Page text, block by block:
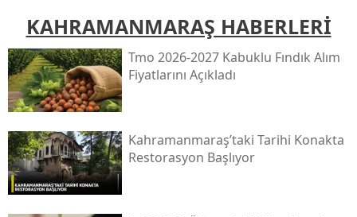
KAHRAMANMARAŞ HABERLERİ
Tmo 2026-2027 Kabuklu Fındık Alım
Fiyatlarını Açıkladı
Kahramanmaraş’taki Tarihi Konakta
Restorasyon Başlıyor